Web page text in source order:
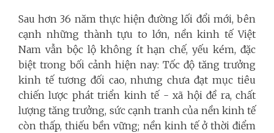
Sau hơn 36 năm thực hiện đường lối đổi mới, bên
cạnh những thành tựu to lớn, nền kinh tế Việt
Nam vẫn bộc lộ không ít hạn chế, yếu kém, đặc
biệt trong bối cảnh hiện nay: Tốc độ tăng trưởng
kinh tế tương đối cao, nhưng chưa đạt mục tiêu
chiến lược phát triển kinh tế - xã hội đề ra, chất
lượng tăng trưởng, sức cạnh tranh của nền kinh tế
còn thấp, thiếu bền vững; nền kinh tế ở thời điểm